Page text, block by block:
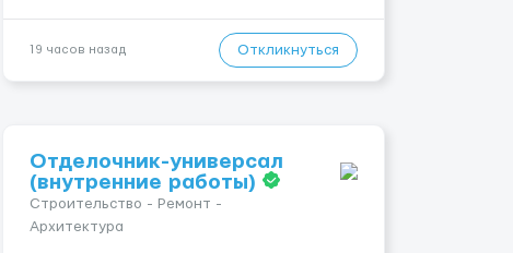
в неделю и выше 💎 Честная сис...
19 часов назад Откликнуться
Отделочник-универсал
(внутренние работы)
Строительство - Ремонт -
Архитектура